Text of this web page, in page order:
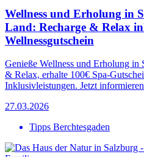
Wellness und Erholung in
Land: Recharge & Relax
Wellnessgutschein
Genieße Wellness und Erholung in
& Relax, erhalte 100€ Spa-
Inklusivleistungen. Jetzt
27.03.2026
Tipps Berchtesgaden